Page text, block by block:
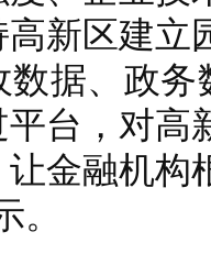
新区建立
据、政务
台，对高
金融机构
。